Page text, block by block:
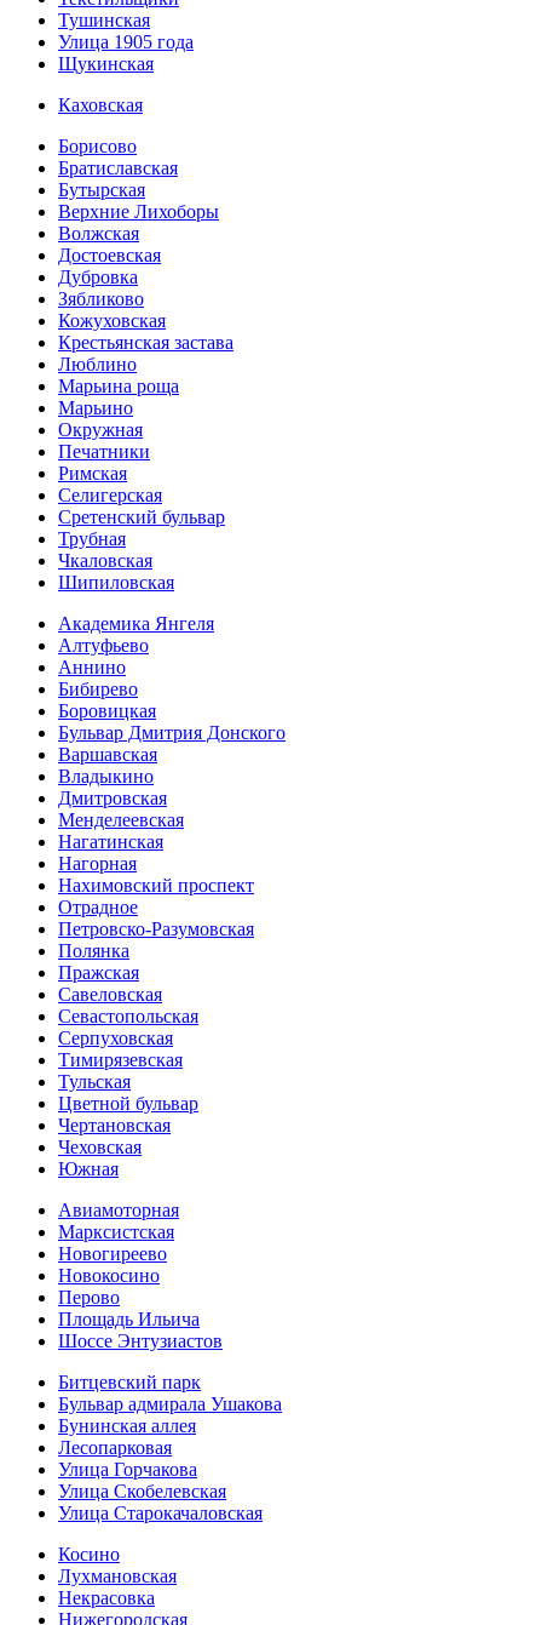
Тушинская
Улица 1905 года
Щукинская
Каховская
Борисово
Братиславская
Бутырская
Верхние Лихоборы
Волжская
Достоевская
Дубровка
Зябликово
Кожуховская
Крестьянская застава
Люблино
Марьина роща
Марьино
Окружная
Печатники
Римская
Селигерская
Сретенский бульвар
Трубная
Чкаловская
Шипиловская
Академика Янгеля
Алтуфьево
Аннино
Бибирево
Боровицкая
Бульвар Дмитрия Донского
Варшавская
Владыкино
Дмитровская
Менделеевская
Нагатинская
Нагорная
Нахимовский проспект
Отрадное
Петровско-Разумовская
Полянка
Пражская
Савеловская
Севасто­польская
Серпуховская
Тимирязевская
Тульская
Цветной бульвар
Чертановская
Чеховская
Южная
Авиамоторная
Марксистская
Новогиреево
Новокосино
Перово
Площадь Ильича
Шоссе Энтузиастов
Битцевский парк
Бульвар адмирала Ушакова
Бунинская аллея
Лесопарковая
Улица Горчакова
Улица Скобелевская
Улица Старокача­ловская
Косино
Лухмановская
Некрасовка
Нижегородская